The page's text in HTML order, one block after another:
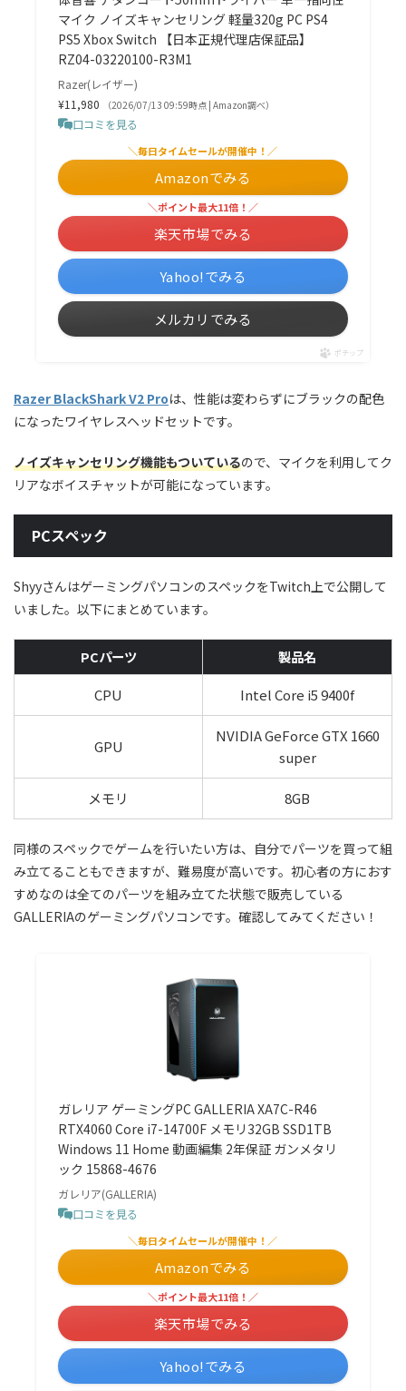
マイク ノイズキャンセリング 軽量320g PC PS4
PS5 Xbox Switch 【日本正規代理店保証品】
RZ04-03220100-R3M1
Razer(レイザー)
¥11,980
（2026/07/13 09:59時点 | Amazon調べ）
口コミを見る
＼毎日タイムセールが開催中！／
Amazonでみる
＼ポイント最大11倍！／
楽天市場でみる
Yahoo!でみる
メルカリでみる
ポチップ
Razer BlackShark V2 Proは、性能は変わらずにブラックの配色
になったワイヤレスヘッドセットです。
ノイズキャンセリング機能もついているので、マイクを利用してク
リアなボイスチャットが可能になっています。
PCスペック
ShyyさんはゲーミングパソコンのスペックをTwitch上で公開して
いました。以下にまとめています。
PCパーツ
製品名
CPU
Intel Core i5 9400f
GPU
NVIDIA GeForce GTX 1660
super
メモリ 8GB
同様のスペックでゲームを行いたい方は、自分でパーツを買って組
み立てることもできますが、難易度が高いです。初心者の方におす
すめなのは全てのパーツを組み立てた状態で販売している
GALLERIAのゲーミングパソコンです。確認してみてください！
ガレリア ゲーミングPC GALLERIA XA7C-R46
RTX4060 Core i7-14700F メモリ32GB SSD1TB
Windows 11 Home 動画編集 2年保証 ガンメタリ
ック 15868-4676
ガレリア(GALLERIA)
口コミを見る
＼毎日タイムセールが開催中！／
Amazonでみる
＼ポイント最大11倍！／
楽天市場でみる
Yahoo!でみる